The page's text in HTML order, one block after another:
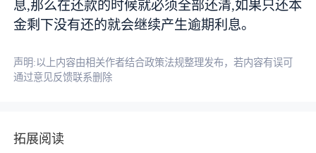
息,那么在还款的时候就必须全部还清,如果只还本
金剩下没有还的就会继续产生逾期利息。
声明:以上内容由相关作者结合政策法规整理发布，若内容有误可
通过意见反馈联系删除
拓展阅读